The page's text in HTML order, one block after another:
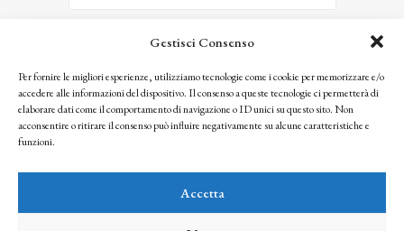
Gestisci Consenso
Per fornire le migliori esperienze, utilizziamo tecnologie come i cookie per memorizzare e/o
accedere alle informazioni del dispositivo. Il consenso a queste tecnologie ci permetterà di
elaborare dati come il comportamento di navigazione o ID unici su questo sito. Non
acconsentire o ritirare il consenso può influire negativamente su alcune caratteristiche e
funzioni.
Accetta
ISCRIVITI
Facendo clic per iscriverti, riconosci che le tue informazioni saranno trattate
seguendo la nostra Privacy Policy
© 2025 Istituto Matteucci. All right reserved
l’autorizzazione scritta dei proprietari dei diritti e dell’Istituto Matteucci